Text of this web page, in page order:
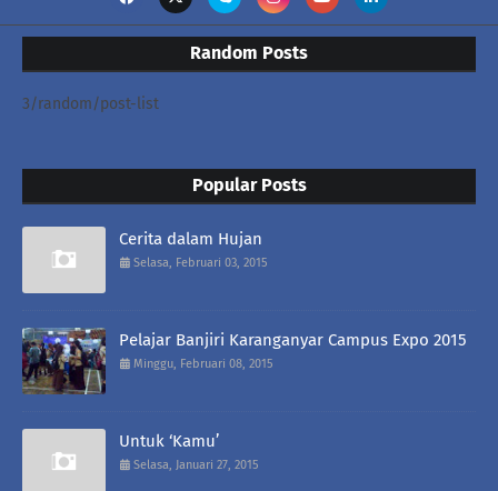
Random Posts
3/random/post-list
Popular Posts
Cerita dalam Hujan
Selasa, Februari 03, 2015
Pelajar Banjiri Karanganyar Campus Expo 2015
Minggu, Februari 08, 2015
Untuk ‘Kamu’
Selasa, Januari 27, 2015